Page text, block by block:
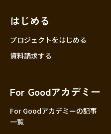
はじめる
プロジェクトをはじめる
資料請求する
For Goodアカデミー
For Goodアカデミーの記事
一覧